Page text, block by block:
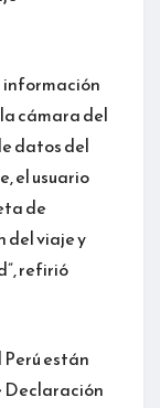
información
cámara del
datos del
el usuario
de
del viaje y
refirió
están
Declaración